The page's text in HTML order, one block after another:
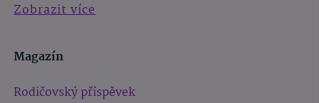
Zobrazit více
Magazín
Rodičovský příspěvek